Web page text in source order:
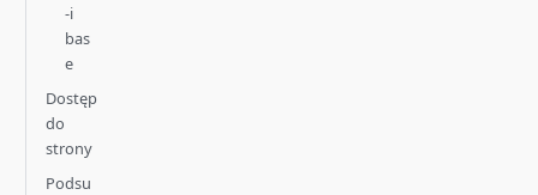
-i
bas
e
Dostęp
do
strony
Podsu